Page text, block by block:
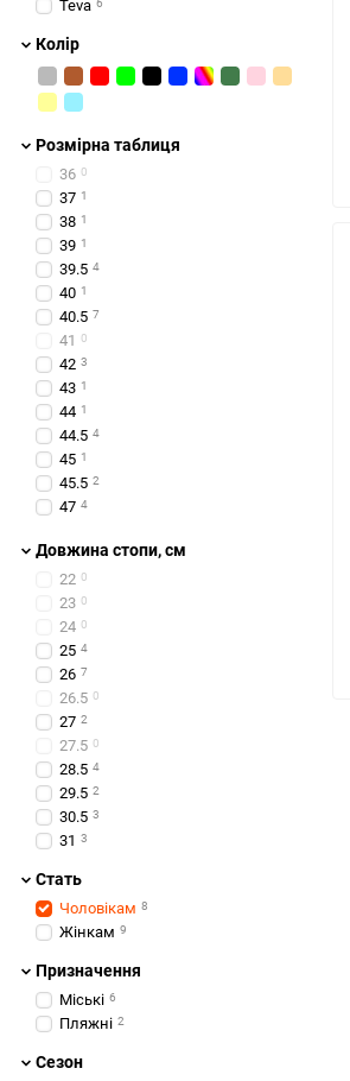
Teva 6
Колір
Розмірна таблиця
36 0
37 1
38 1
39 1
39.5 4
40 1
40.5 7
41 0
42 3
43 1
44 1
44.5 4
45 1
45.5 2
47 4
Довжина стопи, см
22 0
23 0
24 0
25 4
26 7
26.5 0
27 2
27.5 0
28.5 4
29.5 2
30.5 3
31 3
Стать
Чоловікам 8
Жінкам 9
Призначення
Міські 6
Пляжні 2
Сезон